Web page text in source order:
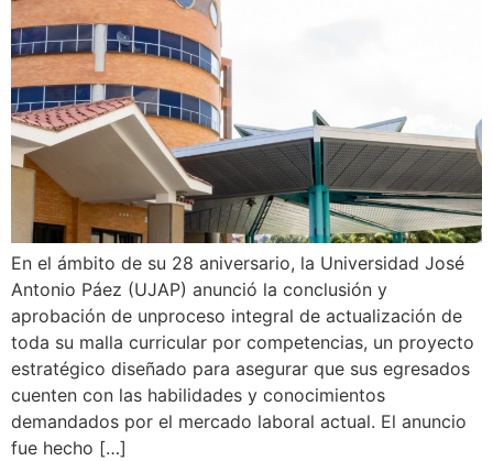
En el ámbito de su 28 aniversario, la Universidad José
Antonio Páez (UJAP) anunció la conclusión y
aprobación de unproceso integral de actualización de
toda su malla curricular por competencias, un proyecto
estratégico diseñado para asegurar que sus egresados
cuenten con las habilidades y conocimientos
demandados por el mercado laboral actual. El anuncio
fue hecho […]